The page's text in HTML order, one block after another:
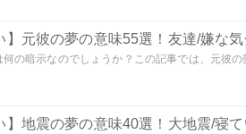
】元彼の夢の意味55選！友達/嫌な
何の暗示なのでしょうか？この記事では、元彼の
】地震の夢の意味40選！大地震/寝